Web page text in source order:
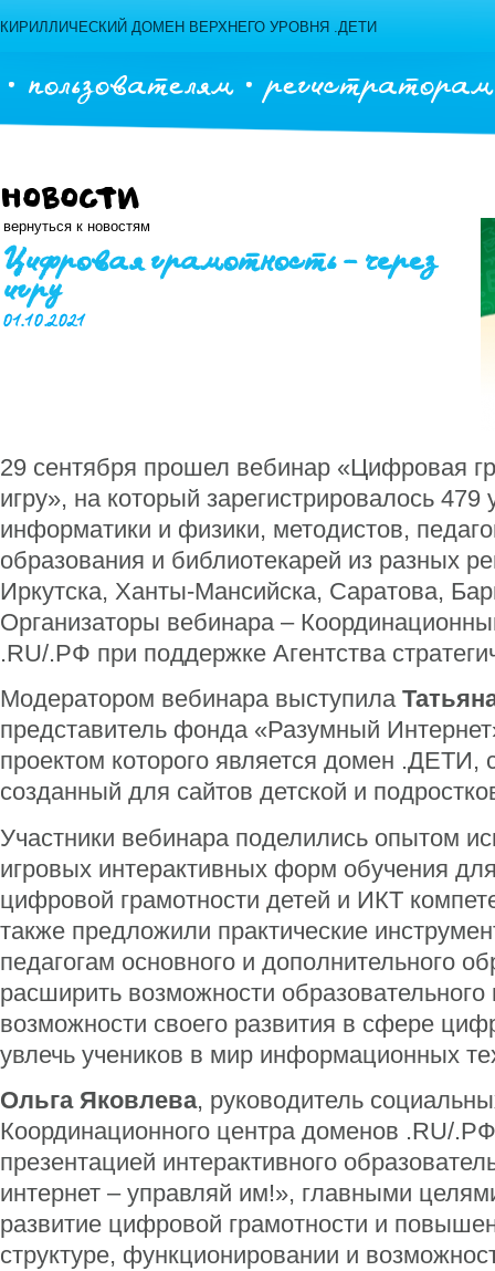
КИРИЛЛИЧЕСКИЙ ДОМЕН ВЕРХНЕГО УРОВНЯ .ДЕТИ
пользователям регистраторам
Новости
вернуться к новостям
Цифровая грамотность – через
игру
01.10.2021
29 сентября прошел вебинар «Цифровая
игру», на который зарегистрировалось 479
информатики и физики, методистов,
образования и библиотекарей из разных
Иркутска, Ханты-Мансийска, Саратова,
Организаторы вебинара –
.RU/.РФ при поддержке Агентства
Модератором вебинара выступила
представитель фонда «Разумный
проектом которого является домен .ДЕТИ,
созданный для сайтов детской и
Участники вебинара поделились опытом
игровых интерактивных форм обучения
цифровой грамотности детей и ИКТ
также предложили практические
педагогам основного и дополнительного
расширить возможности образовательного
возможности своего развития в сфере
увлечь учеников в мир информационных
Ольга Яковлева, руководитель
Координационного центра доменов .RU/
презентацией интерактивного
интернет – управляй им!», главными
развитие цифровой грамотности и
структуре, функционировании и